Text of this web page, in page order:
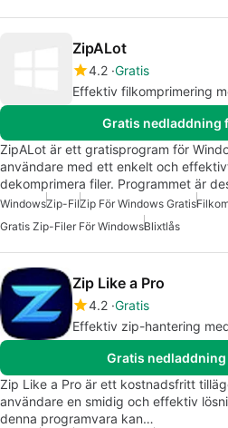
ZipALot
4.2 Gratis
Effektiv filkomprimering
Gratis nedladdning
ZipALot är ett gratisprogram för
användare med ett enkelt och
dekomprimera filer. Programmet är
WindowsZip-FilZip För Windows Gratis
Gratis Zip-Filer För WindowsBlixtlås
Zip Like a Pro
4.2 Gratis
Effektiv zip-hantering
Gratis
Zip Like a Pro är ett kostnadsfritt
användare en smidig och effektiv
denna programvara kan…